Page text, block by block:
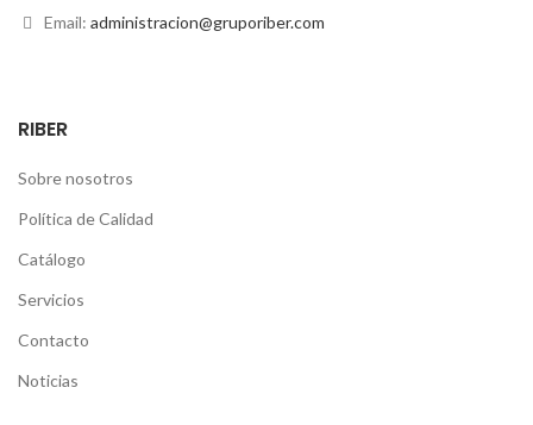
Email: administracion@gruporiber.com
RIBER
Sobre nosotros
Política de Calidad
Catálogo
Servicios
Contacto
Noticias